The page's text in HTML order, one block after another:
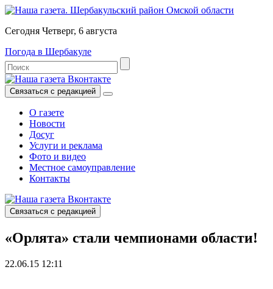
Сегодня Четверг, 6 августа
Погода в Шербакуле
Связаться с редакцией
О газете
Новости
Досуг
Услуги и реклама
Фото и видео
Местное самоуправление
Контакты
Связаться с редакцией
«Орлята» стали чемпионами области!
22.06.15 12:11